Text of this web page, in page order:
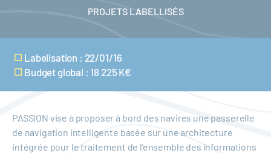
PROJETS LABELLISÉS
Labelisation : 22/01/16
Budget global : 18 225 K€
PASSION vise à proposer à bord des navires une passerelle
de navigation intelligente basée sur une architecture
intégrée pour le traitement de l’ensemble des informations